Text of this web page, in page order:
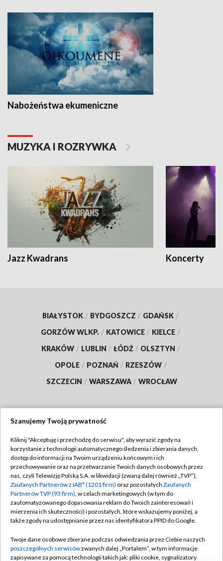
Nabożeństwa ekumeniczne
MUZYKA I ROZRYWKA
Jazz Kwadrans Koncerty
BIAŁYSTOK / BYDGOSZCZ / GDAŃSK /
GORZÓW WLKP. / KATOWICE / KIELCE /
KRAKÓW / LUBLIN / ŁÓDŹ / OLSZTYN /
OPOLE / POZNAŃ / RZESZÓW /
SZCZECIN / WARSZAWA / WROCŁAW
TVP
Abonament TVP
Emisja w TVP
Centrum informacji TVP
Naziemna Telewizja Cyfrowa
Rada Programowa
Regulamin TVP
Polityka prywatności
Moje zgody
Pomoc
Kontakt
Szanujemy Twoją prywatność
Kliknij "Akceptuję i przechodzę do serwisu", aby wyrazić zgody na
korzystanie z technologii automatycznego śledzenia i zbierania danych,
dostęp do informacji na Twoim urządzeniu końcowym i ich
przechowywanie oraz na przetwarzanie Twoich danych osobowych przez
nas, czyli Telewizję Polską S.A. w likwidacji (zwaną dalej również „TVP”),
Zaufanych Partnerów z IAB* (1201 firm) oraz pozostałych Zaufanych
Partnerów TVP (93 firm), w celach marketingowych (w tym do
zautomatyzowanego dopasowania reklam do Twoich zainteresowań i
mierzenia ich skuteczności) i pozostałych, które wskazujemy poniżej, a
także zgody na udostępnianie przez nas identyfikatora PPID do Google.
Twoje dane osobowe zbierane podczas odwiedzania przez Ciebie naszych
poszczególnych serwisówzwanych dalej „Portalem”, w tym informacje
zapisywane za pomocą technologii takich jak: pliki cookie, sygnalizatory